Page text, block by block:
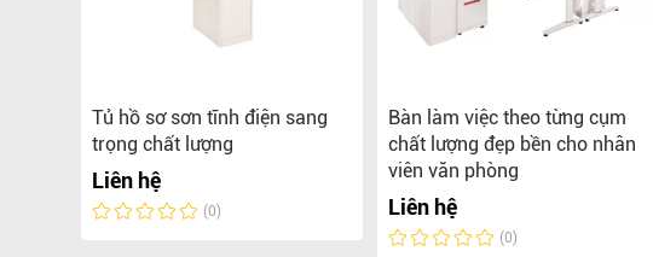
Tủ hồ sơ sơn tĩnh điện sang
trọng chất lượng
Liên hệ
(0)
Bàn làm việc theo từng cụm
chất lượng đẹp bền cho nhân
viên văn phòng
Liên hệ
(0)